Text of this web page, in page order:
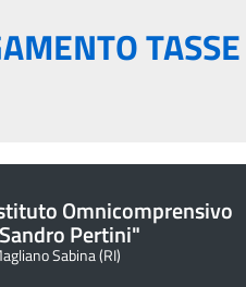
TASSE
Omnicomprensivo
Pertini"
Sabina (RI)